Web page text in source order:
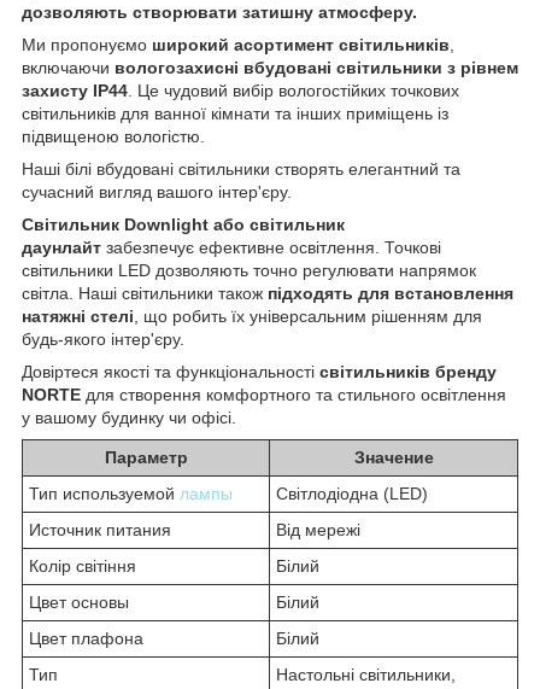
дозволяють створювати затишну атмосферу.
Ми пропонуємо широкий асортимент світильників
включаючи вологозахисні вбудовані світильники з рівнем
захисту ІР44 . Це чудовий вибір вологостійких точкових
світильників для ванної кімнати та інших приміщень із
підвищеною вологістю.
Наші білі вбудовані світильники створять елегантний та
сучасний вигляд вашого інтер'єру.
Світильник Downlight або світильник
даунлайт забезпечує ефективне освітлення. Точкові
світильники LED дозволяють точно регулювати напрямок
світла. Наші світильники також підходять для встановлення
натяжні стелі , що робить їх універсальним рішенням для
будь-якого інтер'єру.
Довіртеся якості та функціональності світильників бренду
NORTE для створення комфортного та стильного освітлення
у вашому будинку чи офісі.
Параметр
Значение
Тип используемой лампы
Світлодіодна (LED)
Источник питания
Від мережі
Колір світіння
Білий
Цвет основы
Білий
Цвет плафона
Білий
Тип
Настольні світильники,